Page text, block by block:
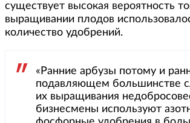
существует высокая вероятность
выращивании плодов
количество удобрений.
«Ранние арбузы потому и
подавляющем большинстве
их выращивания
бизнесмены используют